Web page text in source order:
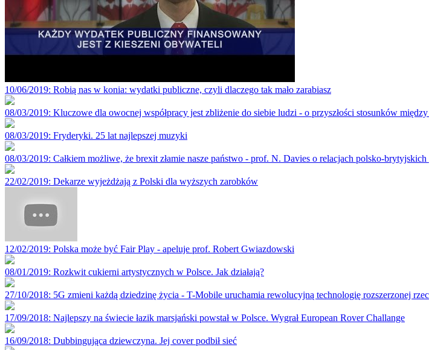
10/06/2019: Robią nas w konia: wydatki publiczne, czyli dlaczego tak mało zarabiasz
08/03/2019: Kluczowe dla owocnej współpracy jest zbliżenie do siebie ludzi - o przyszłości stosunków
08/03/2019: Fryderyki. 25 lat najlepszej muzyki
08/03/2019: Całkiem możliwe, że brexit złamie nasze państwo - prof. N. Davies o relacjach polsko-
22/02/2019: Dekarze wyjeżdżają z Polski dla wyższych zarobków
12/02/2019: Polska może być Fair Play - apeluje prof. Robert Gwiazdowski
08/01/2019: Rozkwit cukierni artystycznych w Polsce. Jak działają?
27/10/2018: 5G zmieni każdą dziedzinę życia - T-Mobile uruchamia rewolucyjną technologię rozszerzonej
17/09/2018: Najlepszy na świecie łazik marsjański powstał w Polsce. Wygrał European Rover Challange
16/09/2018: Dubbingująca dziewczyna. Jej cover podbił sieć